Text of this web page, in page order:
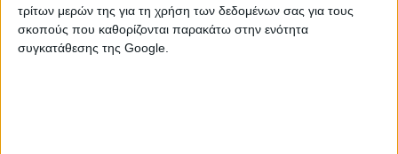
τρίτων μερών της για τη χρήση των δεδομένων σας για τους
σκοπούς που καθορίζονται παρακάτω στην ενότητα
συγκατάθεσης της Google.
και απλές διαδικασίες, να υποβάλουν τις αιτήσεις
τους με εύκολο και αποδοτικό τρόπο».